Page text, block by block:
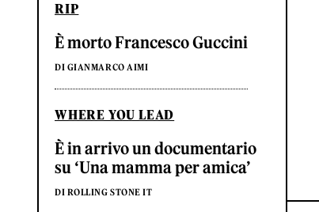
RIP
È morto Francesco Guccini
DI GIANMARCO AIMI
WHERE YOU LEAD
È in arrivo un documentario
su ‘Una mamma per amica’
DI ROLLING STONE IT